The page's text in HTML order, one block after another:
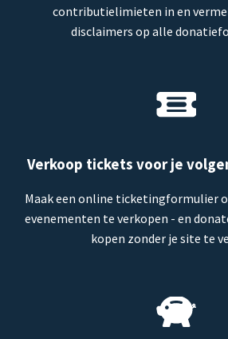
contributielimieten in en
disclaimers op alle
Verkoop tickets voor je
Maak een online ticketingformulier
evenementen te verkopen - en
kopen zonder je site te